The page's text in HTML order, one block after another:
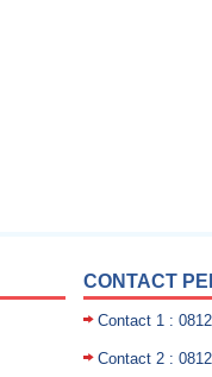
CONTACT
Contact 1 :
Contact 2 :